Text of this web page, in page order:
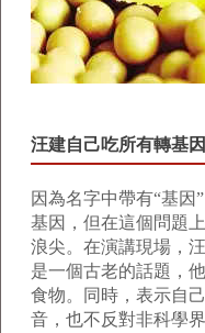
汪建自己吃所有轉基
因為名字中帶有“基因
基因，但在這個問題
浪尖。在演講現場，
是一個古老的話題，
食物。同時，表示自
音，也不反對非科學